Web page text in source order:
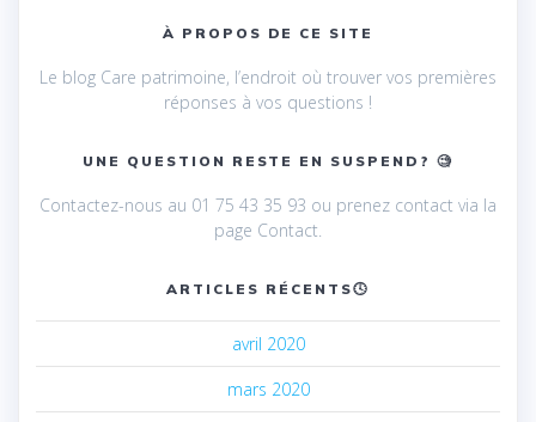
À PROPOS DE CE SITE
Le blog Care patrimoine, l’endroit où trouver vos premières
réponses à vos questions !
UNE QUESTION RESTE EN SUSPEND? 🧐
Contactez-nous au 01 75 43 35 93 ou prenez contact via la
page Contact.
ARTICLES RÉCENTS🕓
avril 2020
mars 2020